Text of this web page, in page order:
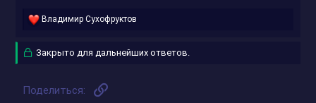
Р
к
:
Владимир Сухофруктов
Закрыто для дальнейших ответов.
Поделиться: